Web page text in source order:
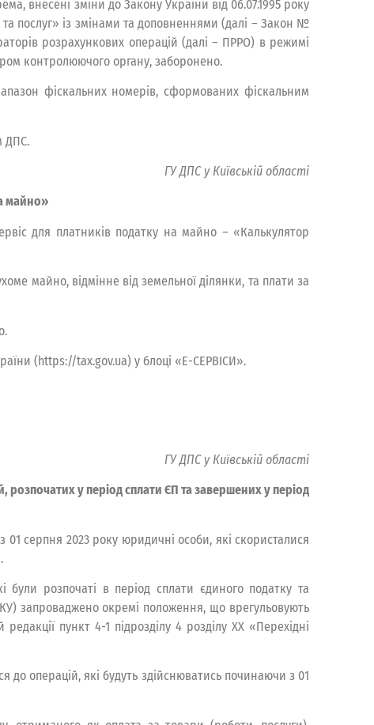
внесені зміни до Закону України від 06.07.1995 року
послуг» із змінами та доповненнями (далі – Закон №
розрахункових операцій (далі – ПРРО) в режимі
контролюючого органу, заборонено.
фіскальних номерів, сформованих фіскальним
ДПС.
ГУ ДПС у Київській області
майно»
для платників податку на майно – «Калькулятор
майно, відмінне від земельної ділянки, та плати за
(https://tax.gov.ua) у блоці «Е-СЕРВІСИ».
ГУ ДПС у Київській області
у період сплати ЄП та завершених у період
01 серпня 2023 року юридичні особи, які скористалися
були розпочаті в період сплати єдиного податку та
запроваджено окремі положення, що врегульовують
пункт 4-1 підрозділу 4 розділу ХХ «Перехідні
до операцій, які будуть здійснюватись починаючи з 01